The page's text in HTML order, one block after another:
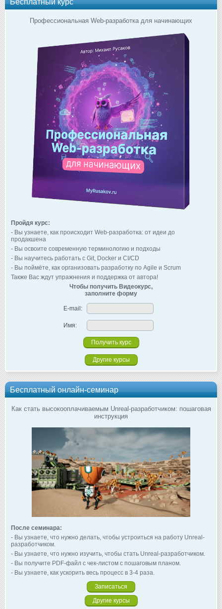
Профессиональная Web-разработка для начинающих
Пройдя курс:
- Вы узнаете, как происходит Web-разработка: от идеи до
продакшена
- Вы освоите современную терминологию и подходы
- Вы научитесь работать с Git, Docker и CI/CD
- Вы поймёте, как организовать разработку по Agile и Scrum
Также Вас ждут упражнения и поддержка от автора!
Чтобы получить Видеокурс,
заполните форму
E-mail:
Имя:
Другие курсы
Бесплатный онлайн-семинар
Как стать высокооплачиваемым Unreal-разработчиком: пошаговая
инструкция
После семинара:
- Вы узнаете, что нужно делать, чтобы устроиться на работу Unreal-
разработчиком.
- Вы узнаете, что нужно изучить, чтобы стать Unreal-разработчиком.
- Вы получите PDF-файл с чек-листом с пошаговым планом.
- Вы узнаете, как ускорить весь процесс в 3-4 раза.
Записаться
Другие курсы